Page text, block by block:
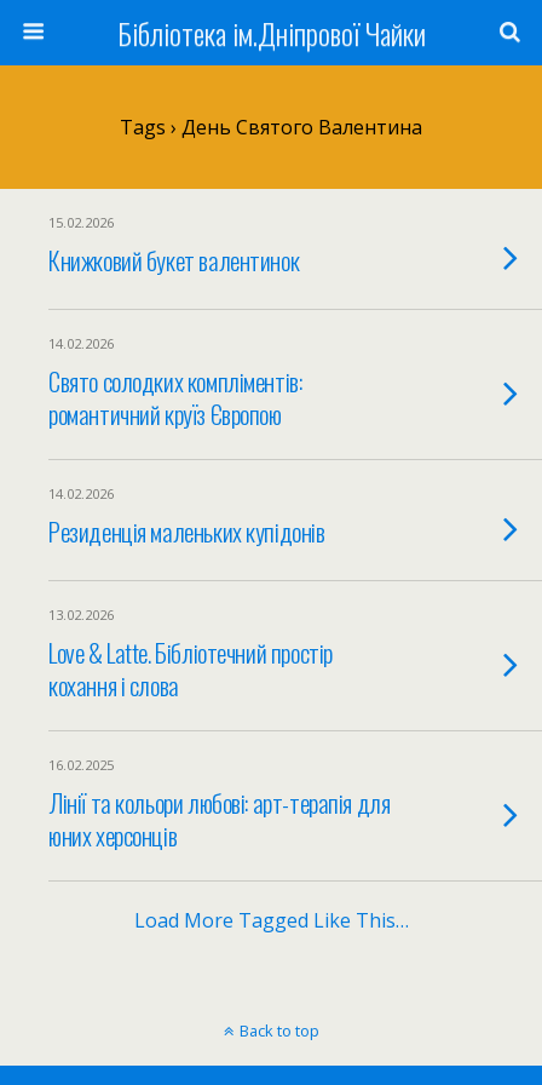
Бібліотека ім.Дніпрової Чайки
Tags › День Святого Валентина
15.02.2026
Книжковий букет валентинок
14.02.2026
Свято солодких компліментів:
романтичний круїз Європою
14.02.2026
Резиденція маленьких купідонів
13.02.2026
Love & Latte. Бібліотечний простір
кохання і слова
16.02.2025
Лінії та кольори любові: арт-терапія для
юних херсонців
Load More Tagged Like This…
Back to top